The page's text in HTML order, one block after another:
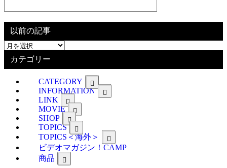
以前の記事
以
カテゴリー
CATEGORY
INFORMATION
LINK
MOVIE
SHOP
TOPICS
TOPICS＜海外＞
ビデオマガジン！CAMP
商品